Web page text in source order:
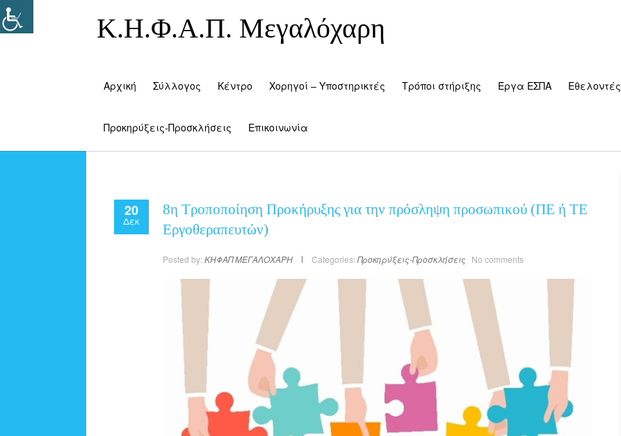
Κ.Η.Φ.Α.Π. Μεγαλόχαρη
Αρχική Σύλλογος Κέντρο Χορηγοί – Υποστηρικτές Τρόποι στήριξης Έργα ΕΣΠΑ Εθελοντές
Προκηρύξεις-Προσκλήσεις Επικοινωνία
20
Δεκ
8η Τροποποίηση Προκήρυξης για την πρόσληψη προσωπικού (ΠΕ ή ΤΕ
Εργοθεραπευτών)
Posted by: ΚΗΦΑΠ ΜΕΓΑΛΟΧΑΡΗ Categories: Προκηρύξεις-Προσκλήσεις No comments